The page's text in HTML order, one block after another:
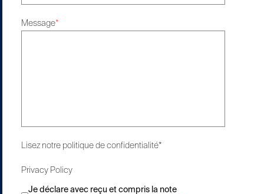
Message*
Lisez notre politique de confidentialité*
Privacy Policy
Je déclare avec reçu et compris la note